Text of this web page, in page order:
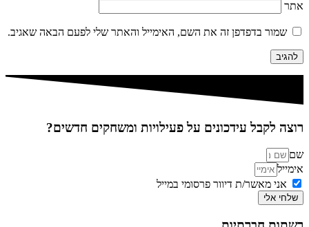
אתר
שמור בדפדפן זה את השם, האימייל והאתר שלי לפעם הבאה שאגיב.
רוצה לקבל עידכונים על פעילויות ומשחקים חדשים?
שם
אימייל
אני מאשר/ת דיוור פרסומי במייל
שלחי אלי